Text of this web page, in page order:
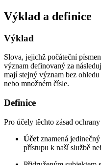
Výklad a definice
Výklad
Slova, jejichž počáteční
význam definovaný za
mají stejný význam bez
nebo množném čísle.
Definice
Pro účely těchto zásad
Účet znamená
přístupu k naší službě